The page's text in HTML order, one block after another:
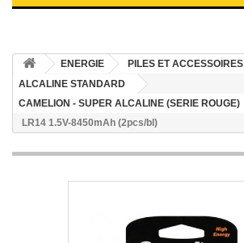
ENERGIE
PILES ET ACCESSOIRES
ALCALINE STANDARD
CAMELION - SUPER ALCALINE (SERIE ROUGE)
LR14 1.5V-8450mAh (2pcs/bl)